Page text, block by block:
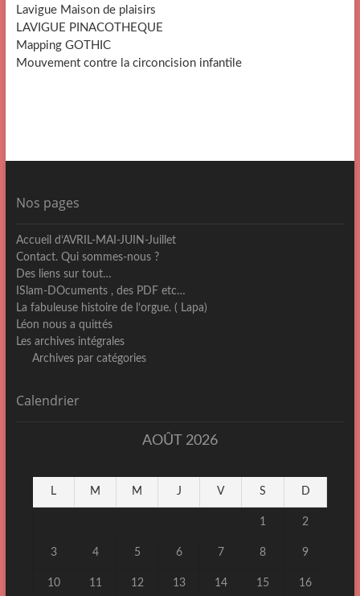
Lavigue Maison de plaisirs
LAVIGUE PINACOTHEQUE
Mapping GOTHIC
Mouvement contre la circoncision infantile
Nos pages
Accueil d’AVRIL-MAI-JUIN-Juillet
Contact. Qui sommes-nous ?
Des liens sur tout…
ISlam-DOcuments , des PDF etc…
La fabuleuse histoire de l’orgue. ( Lapa)
Léon nous a quittés
Les archives intégrales
Archives par catégories
Calendrier
AOÛT 2026
L M M J V S D
1 2
3 4 5 6 7 8 9
10 11 12 13 14 15 16